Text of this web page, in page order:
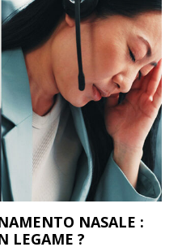
NASALE :
LEGAME ?